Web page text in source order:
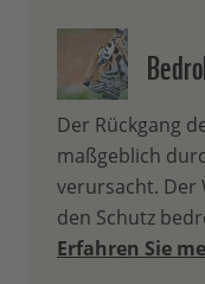
Der Rückgang
maßgeblich
verursacht. Der
den Schutz
Erfahren Sie